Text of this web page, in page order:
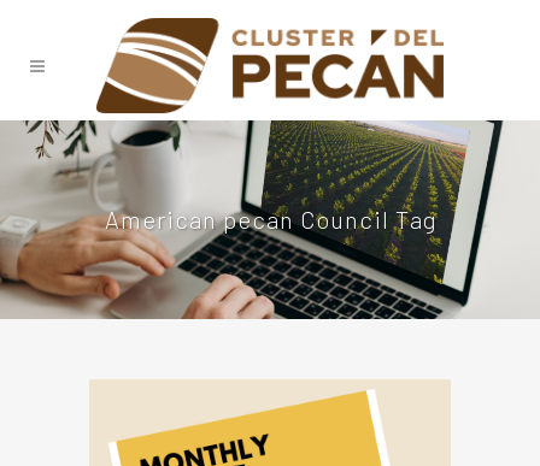
American pecan Council Tag